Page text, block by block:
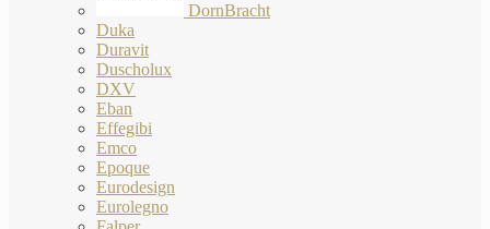
DornBracht
Duka
Duravit
Duscholux
DXV
Eban
Effegibi
Emco
Epoque
Eurodesign
Eurolegno